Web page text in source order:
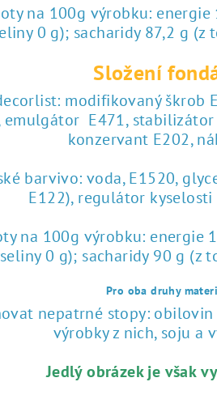
na 100g výrobku:
0 g); sacharidy 87,2 g
Složení
modifikovaný škrob
E471, stabilizátor
konzervant E202,
barvivo: voda, E1520,
E122), regulátor
na 100g výrobku: energie
0 g); sacharidy 90 g
Pro oba druhy
nepatrné stopy:
výrobky z nich, soju a
Jedlý obrázek je však